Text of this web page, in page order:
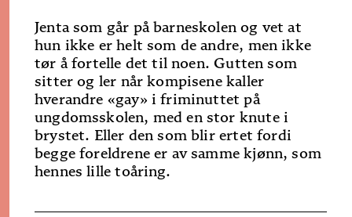
Jenta som går på barneskolen og vet at
hun ikke er helt som de andre, men ikke
tør å fortelle det til noen. Gutten som
sitter og ler når kompisene kaller
hverandre «gay» i friminuttet på
ungdomsskolen, med en stor knute i
brystet. Eller den som blir ertet fordi
begge foreldrene er av samme kjønn, som
hennes lille toåring.